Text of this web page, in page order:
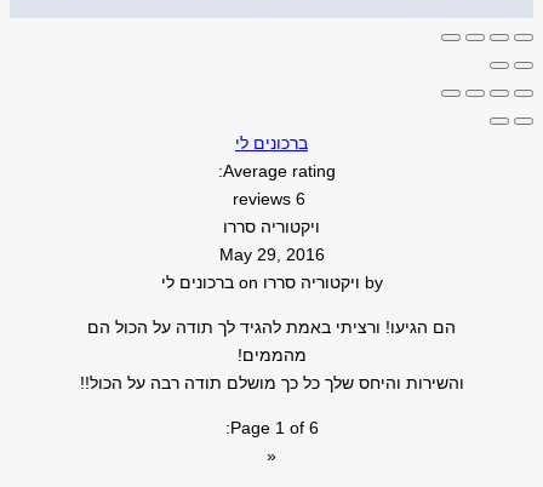
ברכונים לי
Average rating:
6 reviews
ויקטוריה סררו
May 29, 2016
by ויקטוריה סררו ברכונים לי
הם הגיעו! ורציתי באמת להגיד לך תודה על הכול הם
מהממים!
והשירות והיחס שלך כל כך מושלם תודה רבה על הכול!!
Page 1 of 6:
«